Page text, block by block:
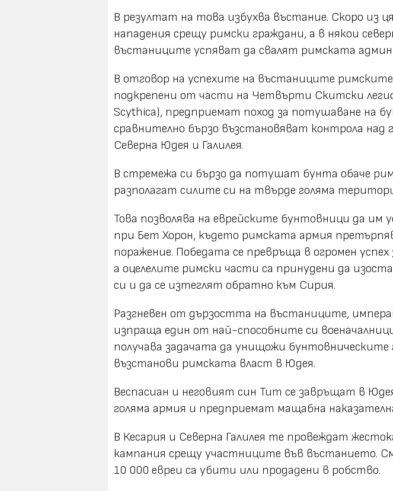
В резултат на това избухва въстание. Скоро из
нападения срещу римски граждани, а в някои
въстаниците успяват да свалят римската
В отговор на успехите на въстаниците
подкрепени от части на Четвърти Скитски
Scythica), предприемат поход за потушаване на
сравнително бързо възстановяват контрола над
Северна Юдея и Галилея.
В стремежа си бързо да потушат бунта обаче
разполагат силите си на твърде голяма
Това позволява на еврейските бунтовници да им
при Бет Хорон, където римската армия
поражение. Победата се превръща в огромен
а оцелелите римски части са принудени да
си и да се изтеглят обратно към Сирия.
Разгневен от дързостта на въстаниците,
изпраща един от най-способните си
получава задачата да унищожи бунтовническите
възстанови римската власт в Юдея.
Веспасиан и неговият син Тит се завръщат в
голяма армия и предприемат мащабна
В Кесария и Северна Галилея те провеждат
кампания срещу участниците във въстанието.
10 000 евреи са убити или продадени в робство.